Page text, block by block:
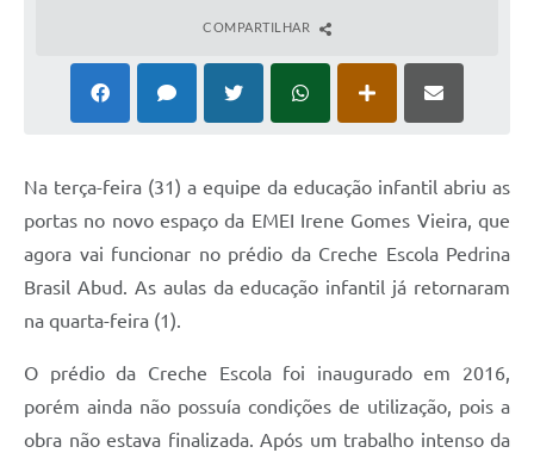
COMPARTILHAR
Na terça-feira (31) a equipe da educação infantil abriu as
portas no novo espaço da EMEI Irene Gomes Vieira, que
agora vai funcionar no prédio da Creche Escola Pedrina
Brasil Abud. As aulas da educação infantil já retornaram
na quarta-feira (1).
O prédio da Creche Escola foi inaugurado em 2016,
porém ainda não possuía condições de utilização, pois a
obra não estava finalizada. Após um trabalho intenso da